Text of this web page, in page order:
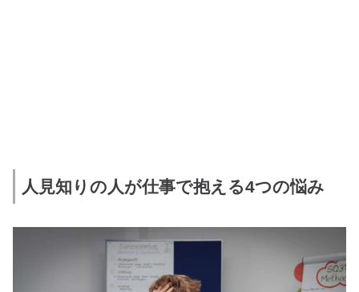
人見知りの人が仕事で抱える4つの悩み